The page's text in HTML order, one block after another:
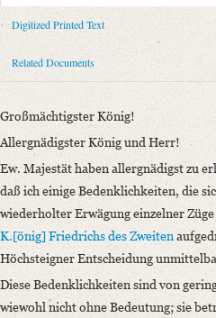
Sender: August Wilhelm von
Recipient: Friedrich Wilhelm IV.,
Place of Dispatch: Bonn
Place of Destination: Berlin
Notations: Empfangsort erschlossen.
Printed Text
Provider: Dresden, Sächsische
OAI Id: 343347008
Bibliography: Briefe von und an
Incipit: „Großmächtigster König!
Ew. Majestät haben allergnädigst
Digitized Printed Text
Related Documents
Großmächtigster König!
Allergnädigster König und Herr!
Ew. Majestät haben allergnädigst zu
daß ich einige Bedenklichkeiten, die
wiederholter Erwägung einzelner
K.[önig] Friedrichs des Zweiten
Höchsteigner Entscheidung
Diese Bedenklichkeiten sind von
wiewohl nicht ohne Bedeutung; sie